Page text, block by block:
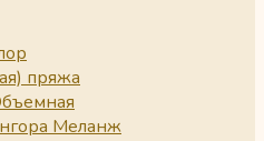
пряжа
Меланж